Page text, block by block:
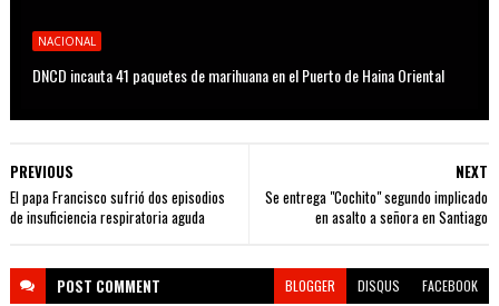
NACIONAL
DNCD incauta 41 paquetes de marihuana en el Puerto de Haina Oriental
NEXT
Se entrega "Cochito" segundo implicado
en asalto a señora en Santiago
PREVIOUS
El papa Francisco sufrió dos episodios
de insuficiencia respiratoria aguda
POST COMMENT BLOGGER DISQUS FACEBOOK